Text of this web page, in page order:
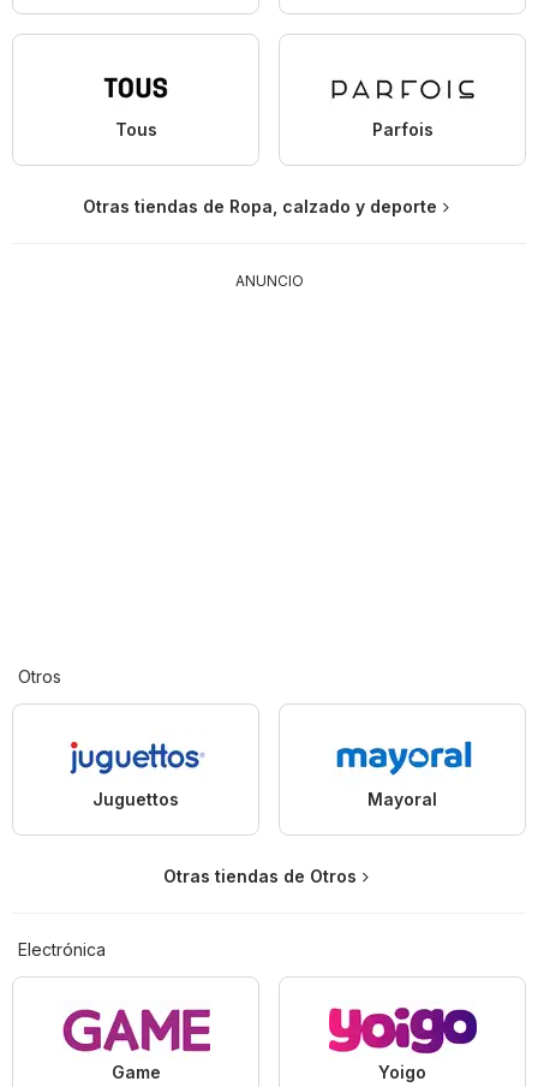
Tous Parfois
Otras tiendas de Ropa, calzado y deporte
ANUNCIO
Otros
Juguettos Mayoral
Otras tiendas de Otros
Electrónica
Game Yoigo